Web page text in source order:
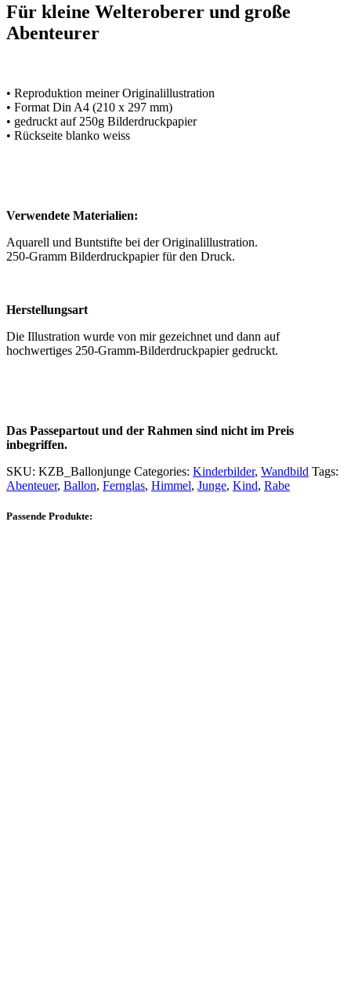
Für kleine Welteroberer und große
Abenteurer
• Reproduktion meiner Originalillustration
• Format Din A4 (210 x 297 mm)
• gedruckt auf 250g Bilderdruckpapier
• Rückseite blanko weiss
Verwendete Materialien:
Aquarell und Buntstifte bei der Originalillustration.
250-Gramm Bilderdruckpapier für den Druck.
Herstellungsart
Die Illustration wurde von mir gezeichnet und dann auf
hochwertiges 250-Gramm-Bilderdruckpapier gedruckt.
Das Passepartout und der Rahmen sind nicht im Preis
inbegriffen.
SKU: KZB_Ballonjunge Categories: Kinderbilder, Wandbild Tags:
Abenteuer, Ballon, Fernglas, Himmel, Junge, Kind, Rabe
Passende Produkte: